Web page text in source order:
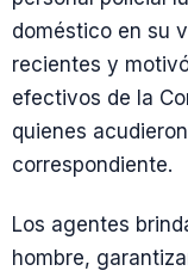
doméstico en su
recientes y
efectivos de la
quienes
correspondiente.
Los agentes
hombre,